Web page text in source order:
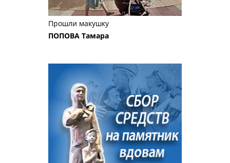
Прошли макушку
ПОПОВА Тамара